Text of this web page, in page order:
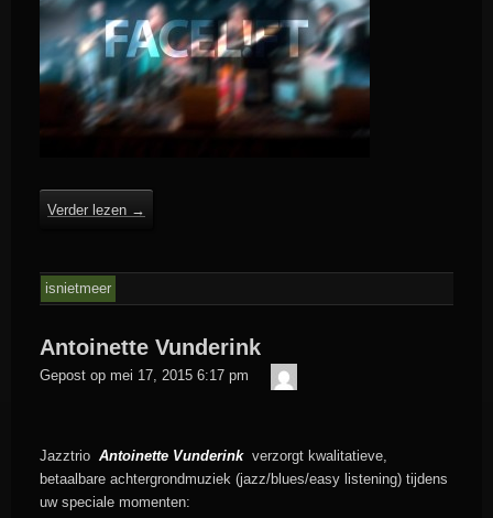
Verder lezen →
isnietmeer
Antoinette Vunderink
Gepost op mei 17, 2015 6:17 pm
Jazztrio Antoinette Vunderink verzorgt kwalitatieve,
betaalbare achtergrondmuziek (jazz/blues/easy listening) tijdens
uw speciale momenten: